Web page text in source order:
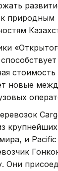
к природным
новые
и Pacific
Они